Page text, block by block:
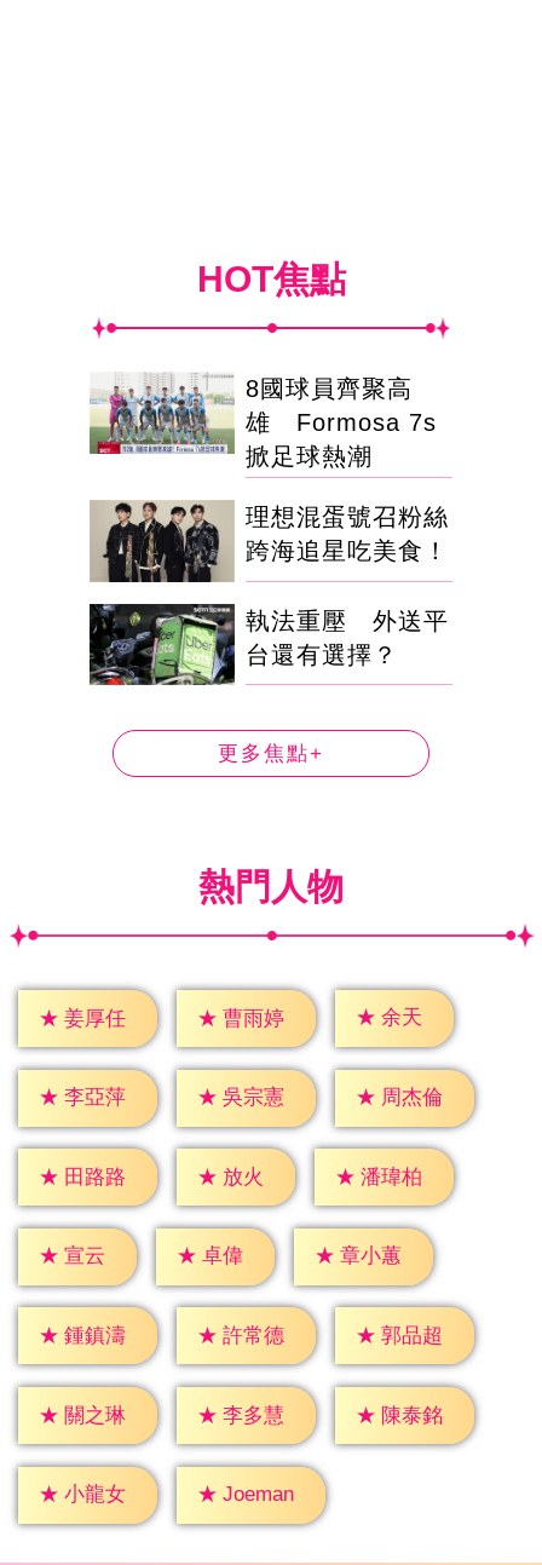
HOT焦點
8國球員齊聚高
雄 Formosa 7s
掀足球熱潮
理想混蛋號召粉絲
跨海追星吃美食！
執法重壓 外送平
台還有選擇？
更多焦點+
熱門人物
★ 姜厚任 ★ 曹雨婷 ★ 余天
★ 李亞萍 ★ 吳宗憲 ★ 周杰倫
★ 田路路 ★ 放火 ★ 潘瑋柏
★ 宣云 ★ 卓偉 ★ 章小蕙
★ 鍾鎮濤 ★ 許常德 ★ 郭品超
★ 關之琳 ★ 李多慧 ★ 陳泰銘
★ 小龍女 ★ Joeman